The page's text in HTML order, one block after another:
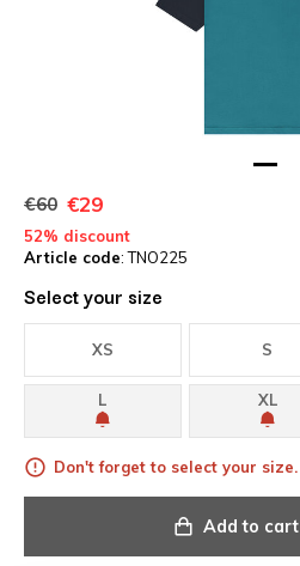
€60 €29
52% discount
Article code: TNO225
Select your size
XS S
L XL
Don't forget to select your size.
Add to cart